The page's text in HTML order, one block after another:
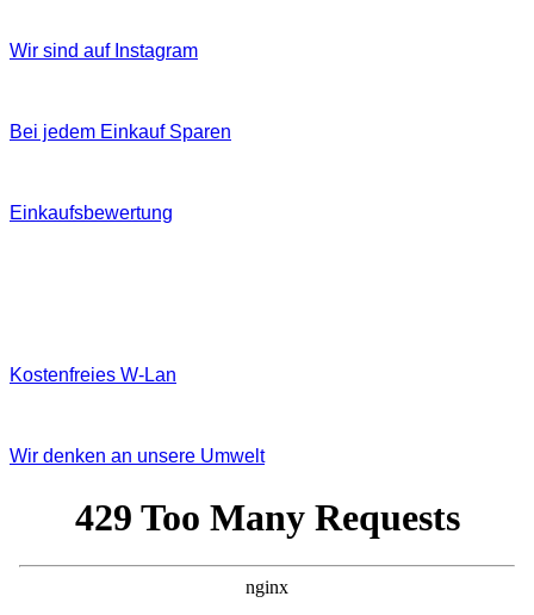
Wir sind auf Instagram
Bei jedem Einkauf Sparen
Einkaufsbewertung
Kostenfreies W‐Lan
Wir denken an unsere Umwelt